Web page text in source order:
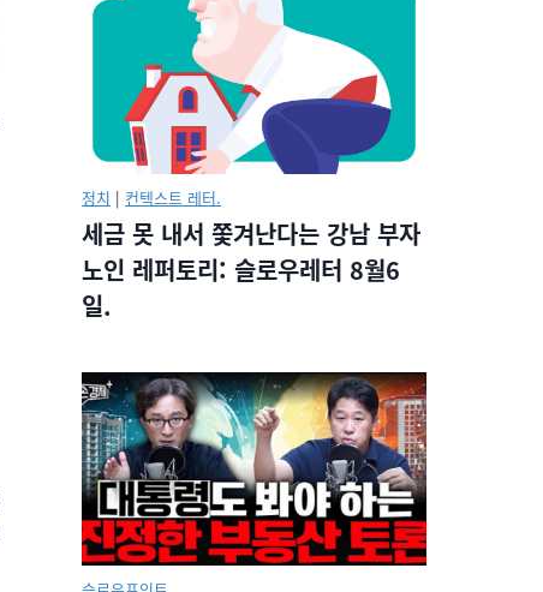
정치 | 컨텍스트 레터.
세금 못 내서 쫓겨난다는 강남 부자
노인 레퍼토리: 슬로우레터 8월6
일.